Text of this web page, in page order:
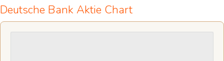
Deutsche Bank Aktie Chart